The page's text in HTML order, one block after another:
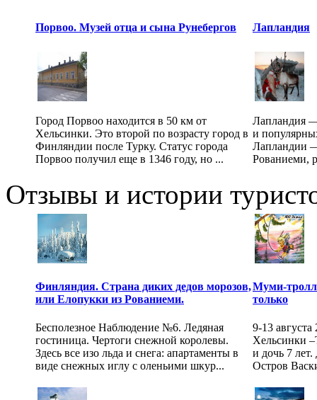
Порвоо. Музей отца и сына Рунебергов
Город Порвоо находится в 50 км от
Хельсинки. Это второй по возрасту город в
Финляндии после Турку. Статус города
Порвоо получил еще в 1346 году, но ...
Лапландия
Лапландия
и
Лапландии
Рованиеми,
Отзывы и истории
Финляндия. Страна диких дедов морозов,
или Елопукки из Рованиеми.
Бесполезное Наблюдение №6. Ледяная
гостиница. Чертоги снежной королевы.
Здесь все изо льда и снега: апартаменты в
виде снежных иглу с оленьими шкур...
Муми-
только
9-13
Хельсинки
и дочь 7
Остров